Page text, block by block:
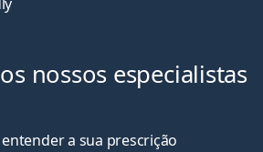
nossos especialistas
a sua prescrição